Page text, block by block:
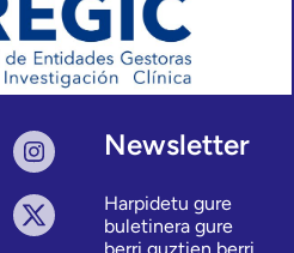
Newsletter
Harpidetu gure
buletinera gure